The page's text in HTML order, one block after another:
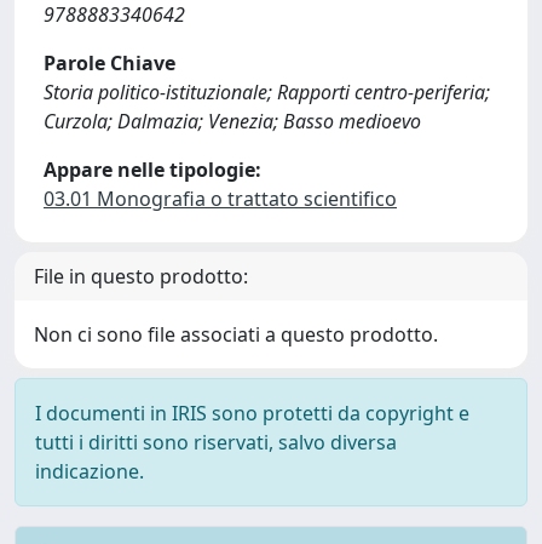
9788883340642
Parole Chiave
Storia politico-istituzionale; Rapporti centro-periferia;
Curzola; Dalmazia; Venezia; Basso medioevo
Appare nelle tipologie:
03.01 Monografia o trattato scientifico
File in questo prodotto:
Non ci sono file associati a questo prodotto.
I documenti in IRIS sono protetti da copyright e
tutti i diritti sono riservati, salvo diversa
indicazione.